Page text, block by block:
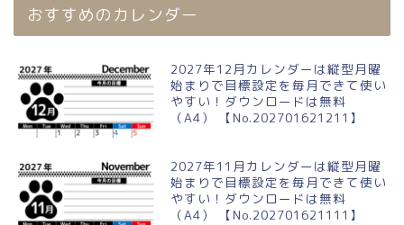
おすすめのカレンダー
2027年12月カレンダーは縦型月曜
始まりで目標設定を毎月できて使い
やすい！ダウンロードは無料
（A4） 【No.202701621211】
2027年11月カレンダーは縦型月曜
始まりで目標設定を毎月できて使い
やすい！ダウンロードは無料
（A4） 【No.202701621111】